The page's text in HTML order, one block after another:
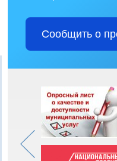
Сообщить о